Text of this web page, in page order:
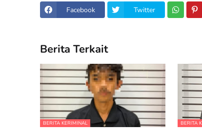
Facebook Twitter
Berita Terkait
BERITA KERIMINAL BERITA